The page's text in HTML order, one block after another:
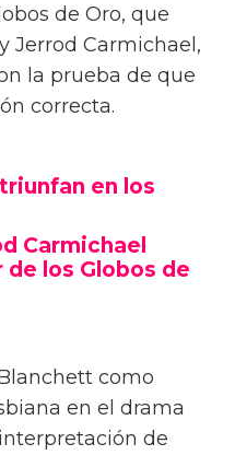
de Oro, que
Jerrod Carmichael,
la prueba de que
correcta.
en los
Carmichael
los Globos de
como
en el drama
de